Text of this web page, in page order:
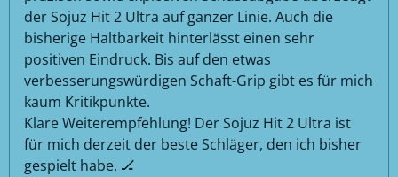
der Sojuz Hit 2 Ultra auf ganzer Linie. Auch die
bisherige Haltbarkeit hinterlässt einen sehr
positiven Eindruck. Bis auf den etwas
verbesserungswürdigen Schaft-Grip gibt es für mich
kaum Kritikpunkte.
Klare Weiterempfehlung! Der Sojuz Hit 2 Ultra ist
für mich derzeit der beste Schläger, den ich bisher
gespielt habe. 🏒